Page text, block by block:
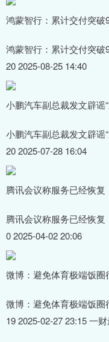
鸿蒙智行：累计交付突破
鸿蒙智行：累计交付突破
20 2025-08-25 14:40
小鹏汽车副总裁发文辟谣
小鹏汽车副总裁发文辟谣
20 2025-07-28 16:04
腾讯会议称服务已经恢复
腾讯会议称服务已经恢复
0 2025-04-02 20:06
微博：避免体育极端饭
微博：避免体育极端饭
19 2025-02-27 23:15 一